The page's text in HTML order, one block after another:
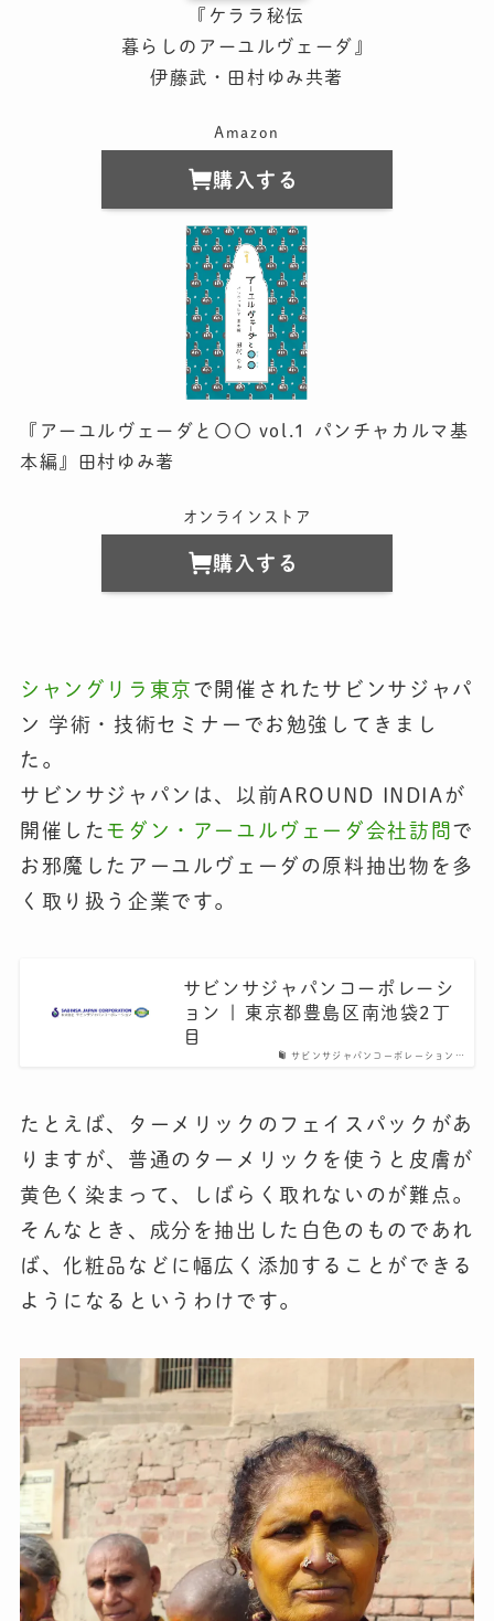
『ケララ秘伝
暮らしのアーユルヴェーダ』
伊藤武・田村ゆみ共著
Amazon
購入する
『アーユルヴェーダと〇〇 vol.1 パンチャカルマ基
本編』田村ゆみ著
オンラインストア
購入する
シャングリラ東京 で開催されたサビンサジャパ
ン 学術・技術セミナーでお勉強してきまし
た。
サビンサジャパンは、以前AROUND INDIAが
開催した モダン・アーユルヴェーダ会社訪問 で
お邪魔したアーユルヴェーダの原料抽出物を多
く取り扱う企業です。
サビンサジャパンコーポレーション…
サビンサジャパンコーポレーシ
ョン | 東京都豊島区南池袋2丁
目
たとえば、ターメリックのフェイスパックがあ
りますが、普通のターメリックを使うと皮膚が
黄色く染まって、しばらく取れないのが難点。
そんなとき、成分を抽出した白色のものであれ
ば、化粧品などに幅広く添加することができる
ようになるというわけです。